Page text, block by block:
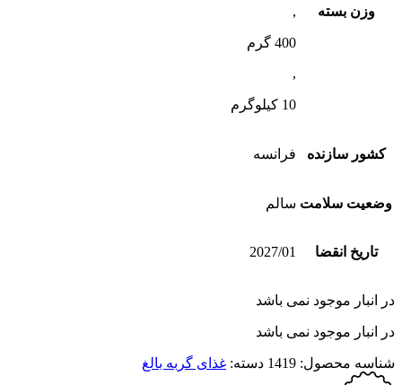
وزن بسته
,
400 گرم
,
10 کیلوگرم
کشور سازنده فرانسه
وضعیت سلامت سالم
تاریخ انقضا 2027/01
در انبار موجود نمی باشد
در انبار موجود نمی باشد
شناسه محصول: 1419 دسته: غذای گربه بالغ